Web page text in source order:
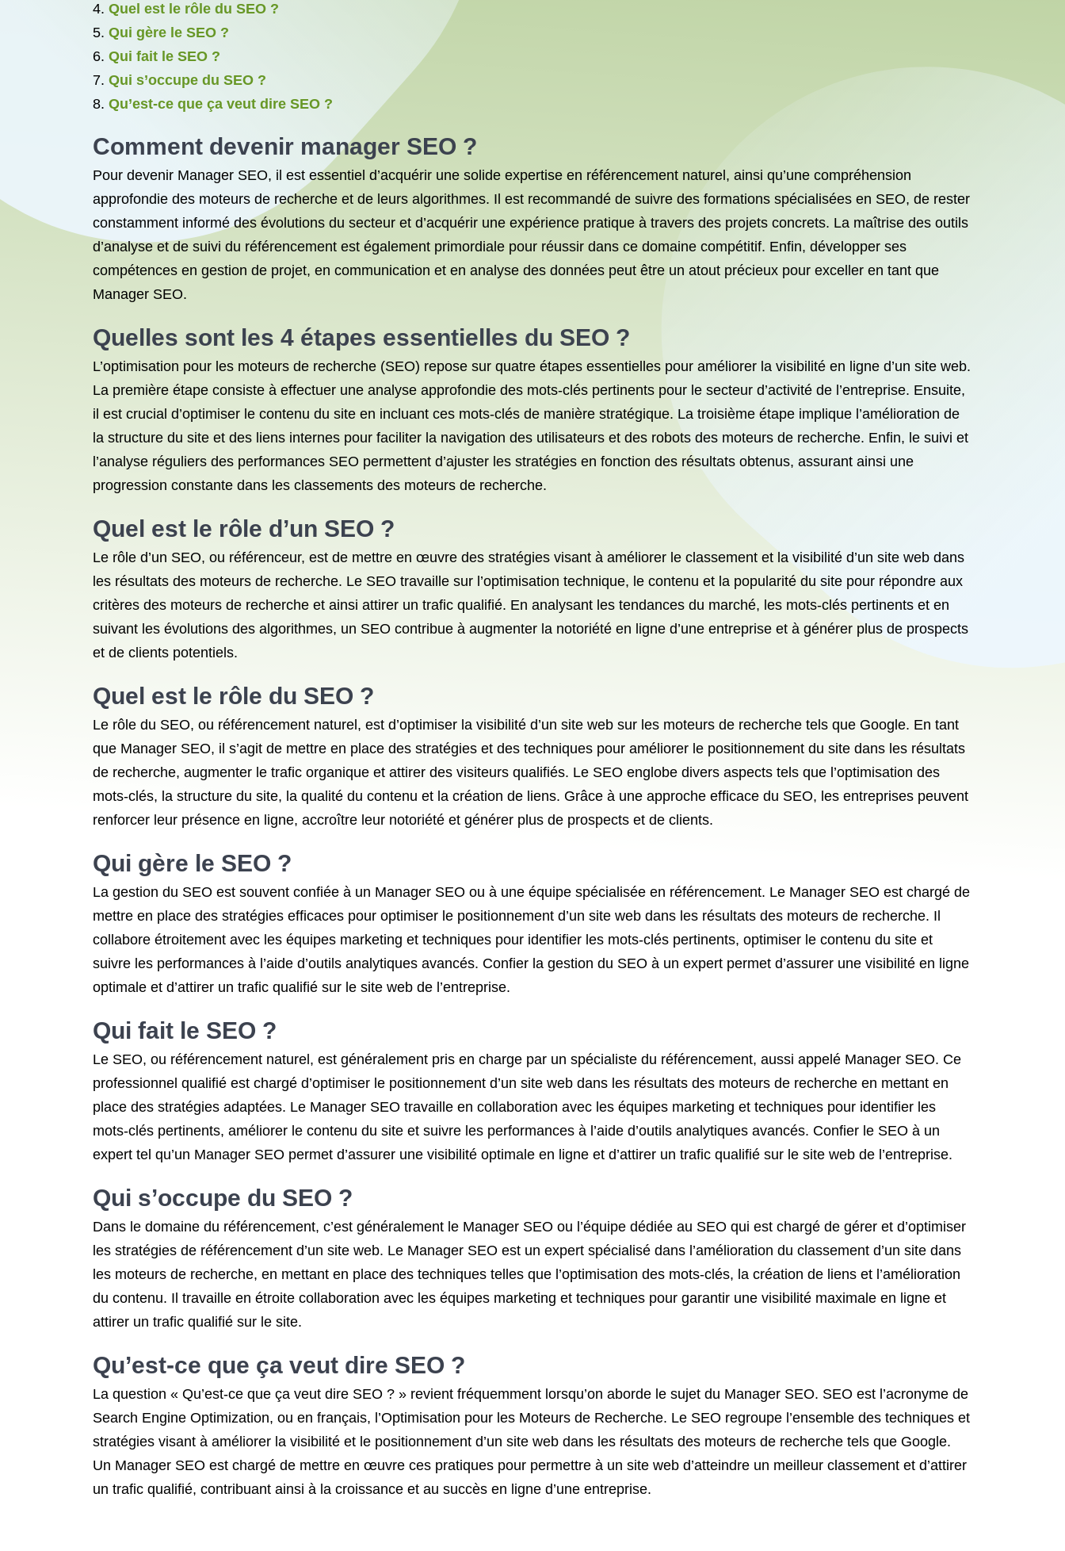
Quel est le rôle du SEO ?
Qui gère le SEO ?
Qui fait le SEO ?
Qui s’occupe du SEO ?
Qu’est-ce que ça veut dire SEO ?
Comment devenir manager SEO ?
Pour devenir Manager SEO, il est essentiel d’acquérir une solide expertise en référencement naturel, ainsi qu’une compréhension
approfondie des moteurs de recherche et de leurs algorithmes. Il est recommandé de suivre des formations spécialisées en SEO, de rester
constamment informé des évolutions du secteur et d’acquérir une expérience pratique à travers des projets concrets. La maîtrise des outils
d’analyse et de suivi du référencement est également primordiale pour réussir dans ce domaine compétitif. Enfin, développer ses
compétences en gestion de projet, en communication et en analyse des données peut être un atout précieux pour exceller en tant que
Manager SEO.
Quelles sont les 4 étapes essentielles du SEO ?
L’optimisation pour les moteurs de recherche (SEO) repose sur quatre étapes essentielles pour améliorer la visibilité en ligne d’un site web.
La première étape consiste à effectuer une analyse approfondie des mots-clés pertinents pour le secteur d’activité de l’entreprise. Ensuite,
il est crucial d’optimiser le contenu du site en incluant ces mots-clés de manière stratégique. La troisième étape implique l’amélioration de
la structure du site et des liens internes pour faciliter la navigation des utilisateurs et des robots des moteurs de recherche. Enfin, le suivi et
l’analyse réguliers des performances SEO permettent d’ajuster les stratégies en fonction des résultats obtenus, assurant ainsi une
progression constante dans les classements des moteurs de recherche.
Quel est le rôle d’un SEO ?
Le rôle d’un SEO, ou référenceur, est de mettre en œuvre des stratégies visant à améliorer le classement et la visibilité d’un site web dans
les résultats des moteurs de recherche. Le SEO travaille sur l’optimisation technique, le contenu et la popularité du site pour répondre aux
critères des moteurs de recherche et ainsi attirer un trafic qualifié. En analysant les tendances du marché, les mots-clés pertinents et en
suivant les évolutions des algorithmes, un SEO contribue à augmenter la notoriété en ligne d’une entreprise et à générer plus de prospects
et de clients potentiels.
Quel est le rôle du SEO ?
Le rôle du SEO, ou référencement naturel, est d’optimiser la visibilité d’un site web sur les moteurs de recherche tels que Google. En tant
que Manager SEO, il s’agit de mettre en place des stratégies et des techniques pour améliorer le positionnement du site dans les résultats
de recherche, augmenter le trafic organique et attirer des visiteurs qualifiés. Le SEO englobe divers aspects tels que l’optimisation des
mots-clés, la structure du site, la qualité du contenu et la création de liens. Grâce à une approche efficace du SEO, les entreprises peuvent
renforcer leur présence en ligne, accroître leur notoriété et générer plus de prospects et de clients.
Qui gère le SEO ?
La gestion du SEO est souvent confiée à un Manager SEO ou à une équipe spécialisée en référencement. Le Manager SEO est chargé de
mettre en place des stratégies efficaces pour optimiser le positionnement d’un site web dans les résultats des moteurs de recherche. Il
collabore étroitement avec les équipes marketing et techniques pour identifier les mots-clés pertinents, optimiser le contenu du site et
suivre les performances à l’aide d’outils analytiques avancés. Confier la gestion du SEO à un expert permet d’assurer une visibilité en ligne
optimale et d’attirer un trafic qualifié sur le site web de l’entreprise.
Qui fait le SEO ?
Le SEO, ou référencement naturel, est généralement pris en charge par un spécialiste du référencement, aussi appelé Manager SEO. Ce
professionnel qualifié est chargé d’optimiser le positionnement d’un site web dans les résultats des moteurs de recherche en mettant en
place des stratégies adaptées. Le Manager SEO travaille en collaboration avec les équipes marketing et techniques pour identifier les
mots-clés pertinents, améliorer le contenu du site et suivre les performances à l’aide d’outils analytiques avancés. Confier le SEO à un
expert tel qu’un Manager SEO permet d’assurer une visibilité optimale en ligne et d’attirer un trafic qualifié sur le site web de l’entreprise.
Qui s’occupe du SEO ?
Dans le domaine du référencement, c’est généralement le Manager SEO ou l’équipe dédiée au SEO qui est chargé de gérer et d’optimiser
les stratégies de référencement d’un site web. Le Manager SEO est un expert spécialisé dans l’amélioration du classement d’un site dans
les moteurs de recherche, en mettant en place des techniques telles que l’optimisation des mots-clés, la création de liens et l’amélioration
du contenu. Il travaille en étroite collaboration avec les équipes marketing et techniques pour garantir une visibilité maximale en ligne et
attirer un trafic qualifié sur le site.
Qu’est-ce que ça veut dire SEO ?
La question « Qu’est-ce que ça veut dire SEO ? » revient fréquemment lorsqu’on aborde le sujet du Manager SEO. SEO est l’acronyme de
Search Engine Optimization, ou en français, l’Optimisation pour les Moteurs de Recherche. Le SEO regroupe l’ensemble des techniques et
stratégies visant à améliorer la visibilité et le positionnement d’un site web dans les résultats des moteurs de recherche tels que Google.
Un Manager SEO est chargé de mettre en œuvre ces pratiques pour permettre à un site web d’atteindre un meilleur classement et d’attirer
un trafic qualifié, contribuant ainsi à la croissance et au succès en ligne d’une entreprise.